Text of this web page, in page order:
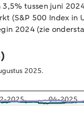
tussen juni
(S&P 500 Index in
2024 (zie